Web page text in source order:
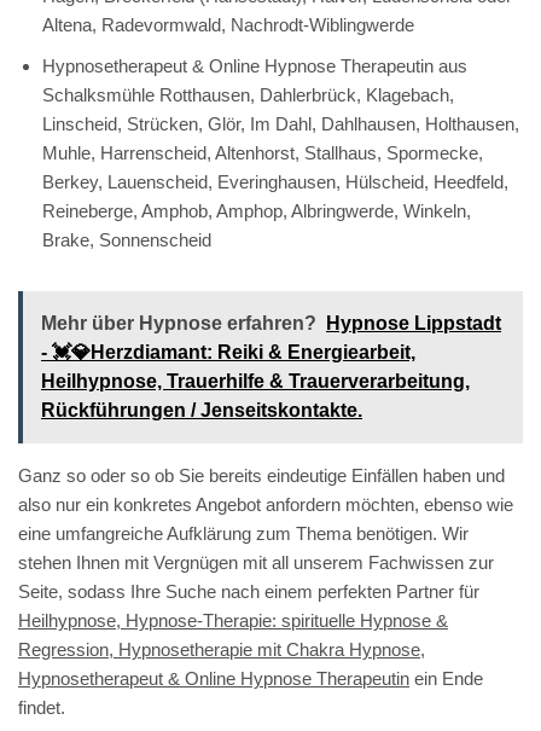
Altena, Radevormwald, Nachrodt-Wiblingwerde
Hypnosetherapeut & Online Hypnose Therapeutin aus
Schalksmühle Rotthausen, Dahlerbrück, Klagebach,
Linscheid, Strücken, Glör, Im Dahl, Dahlhausen, Holthausen,
Muhle, Harrenscheid, Altenhorst, Stallhaus, Spormecke,
Berkey, Lauenscheid, Everinghausen, Hülscheid, Heedfeld,
Reineberge, Amphob, Amphop, Albringwerde, Winkeln,
Brake, Sonnenscheid
Mehr über Hypnose erfahren?
Hypnose Lippstadt
- 💓️💎Herzdiamant: Reiki & Energiearbeit,
Heilhypnose, Trauerhilfe & Trauerverarbeitung,
Rückführungen / Jenseitskontakte.
Ganz so oder so ob Sie bereits eindeutige Einfällen haben und
also nur ein konkretes Angebot anfordern möchten, ebenso wie
eine umfangreiche Aufklärung zum Thema benötigen. Wir
stehen Ihnen mit Vergnügen mit all unserem Fachwissen zur
Seite, sodass Ihre Suche nach einem perfekten Partner für
Heilhypnose, Hypnose-Therapie: spirituelle Hypnose &
Regression, Hypnosetherapie mit Chakra Hypnose,
Hypnosetherapeut & Online Hypnose Therapeutin ein Ende
findet.